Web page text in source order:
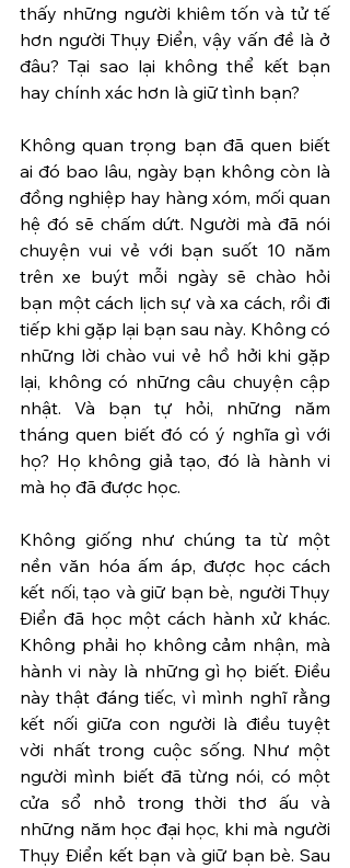
thấy những người khiêm tốn và tử tế
hơn người Thụy Điển, vậy vấn đề là ở
đâu? Tại sao lại không thể kết bạn
hay chính xác hơn là giữ tình bạn?
Không quan trọng bạn đã quen biết
ai đó bao lâu, ngày bạn không còn là
đồng nghiệp hay hàng xóm, mối quan
hệ đó sẽ chấm dứt. Người mà đã nói
chuyện vui vẻ với bạn suốt 10 năm
trên xe buýt mỗi ngày sẽ chào hỏi
bạn một cách lịch sự và xa cách, rồi đi
tiếp khi gặp lại bạn sau này. Không có
những lời chào vui vẻ hồ hởi khi gặp
lại, không có những câu chuyện cập
nhật. Và bạn tự hỏi, những năm
tháng quen biết đó có ý nghĩa gì với
họ? Họ không giả tạo, đó là hành vi
mà họ đã được học.
Không giống như chúng ta từ một
nền văn hóa ấm áp, được học cách
kết nối, tạo và giữ bạn bè, người Thụy
Điển đã học một cách hành xử khác.
Không phải họ không cảm nhận, mà
hành vi này là những gì họ biết. Điều
này thật đáng tiếc, vì mình nghĩ rằng
kết nối giữa con người là điều tuyệt
vời nhất trong cuộc sống. Như một
người mình biết đã từng nói, có một
cửa sổ nhỏ trong thời thơ ấu và
những năm học đại học, khi mà người
Thụy Điển kết bạn và giữ bạn bè. Sau